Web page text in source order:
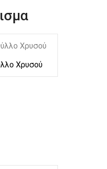
Χρυσού